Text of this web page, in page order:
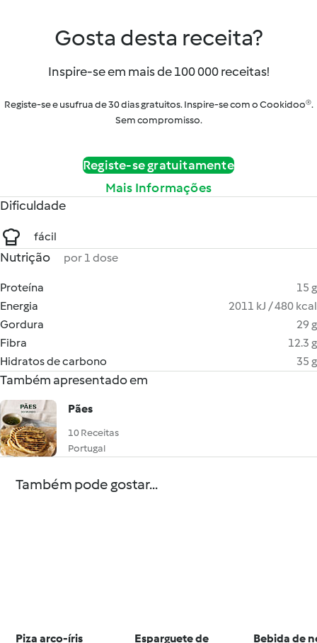
Gosta desta receita?
Inspire-se em mais de 100 000 receitas!
Registe-se e usufrua de 30 dias gratuitos. Inspire-se com o Cookidoo®.
Sem compromisso.
Registe-se gratuitamente
Mais Informações
Dificuldade
fácil
Nutrição por 1 dose
Proteína
15 g
Energia
2011 kJ / 480 kcal
Gordura
29 g
Fibra
12.3 g
Hidratos de carbono
35 g
Também apresentado em
Pães
10 Receitas
Portugal
Também pode gostar...
Piza arco-íris Esparguete de Bebida de